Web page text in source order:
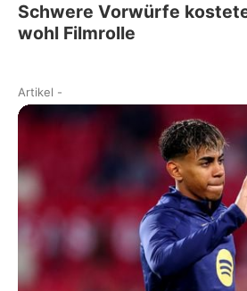
Schwere Vorwürfe
wohl Filmrolle
Artikel -